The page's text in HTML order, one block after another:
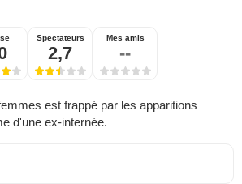
Spectateurs
2,7
Mes amis
--
est frappé par les apparitions
d'une ex-internée.